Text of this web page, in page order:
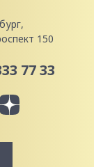
150
77 33